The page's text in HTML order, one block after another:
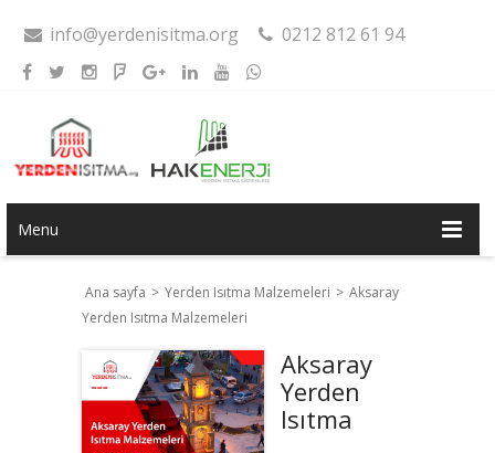
info@yerdenisitma.org 0212 812 61 94
Menu
Ana sayfa > Yerden Isıtma Malzemeleri > Aksaray
Yerden Isıtma Malzemeleri
Aksaray
Yerden
Isıtma